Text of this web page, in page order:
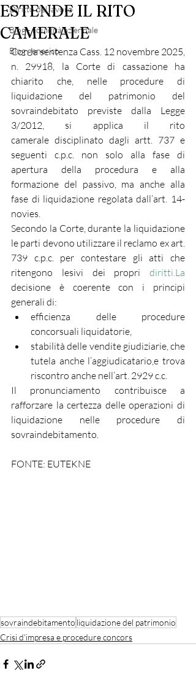
Diritto del lavoro
Blog - liquidità aziendale
Blog generico
ESTENDE IL RITO
CAMERALE
Con la sentenza Cass. 12 novembre 2025,
n. 29918, la Corte di cassazione ha
chiarito che, nelle procedure di
liquidazione del patrimonio del
sovraindebitato previste dalla Legge
3/2012, si applica il rito
camerale disciplinato dagli artt. 737 e
seguenti c.p.c. non solo alla fase di
apertura della procedura e alla
formazione del passivo, ma anche alla
fase di liquidazione regolata dall’art. 14-
novies.
Secondo la Corte, durante la liquidazione
le parti devono utilizzare il reclamo ex art.
739 c.p.c. per contestare gli atti che
ritengono lesivi dei propri diritti.La
decisione è coerente con i principi
generali di:
efficienza delle procedure
concorsuali liquidatorie,
stabilità delle vendite giudiziarie, che
tutela anche l’aggiudicatario,e trova
riscontro anche nell’art. 2929 c.c.
Il pronunciamento contribuisce a
rafforzare la certezza delle operazioni di
liquidazione nelle procedure di
sovraindebitamento.
FONTE: EUTEKNE
sovraindebitamento liquidazione del patrimonio
Crisi d'impresa e procedure concors